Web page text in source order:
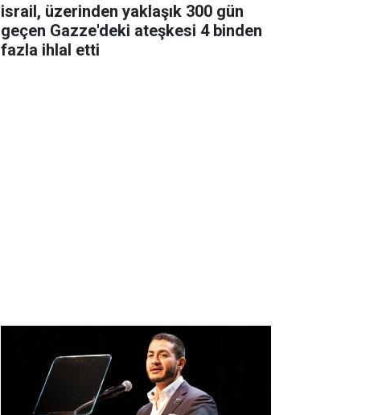
israil, üzerinden yaklaşık 300 gün
geçen Gazze'deki ateşkesi 4 binden
fazla ihlal etti